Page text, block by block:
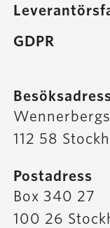
GDPR
112 58
Postadress
Box 340 27
100 26